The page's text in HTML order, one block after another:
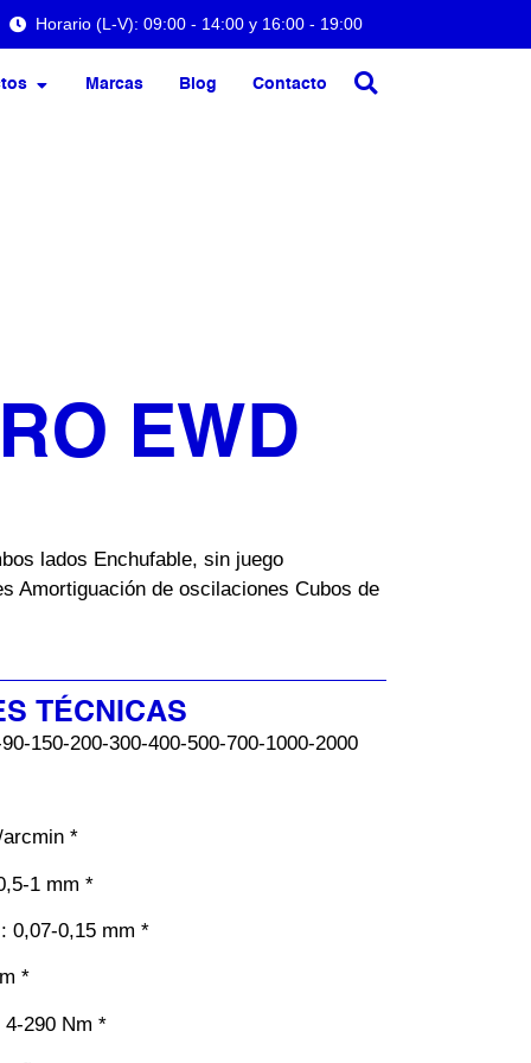
Horario (L-V): 09:00 - 14:00 y 16:00 - 19:00
Marcas Blog Contacto
EWD
lados Enchufable, sin juego
Amortiguación de oscilaciones Cubos de
TÉCNICAS
150-200-300-400-500-700-1000-2000
*
1 mm *
: 0,07-0,15 mm *
*
4-290 Nm *